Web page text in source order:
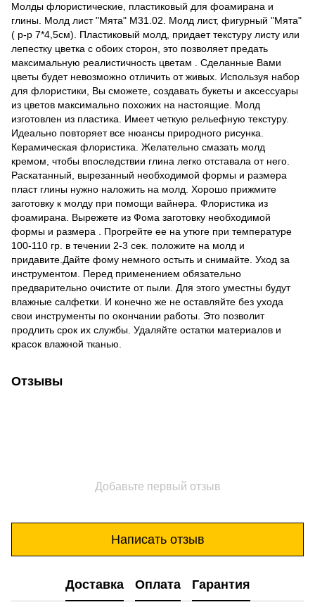
Молды флористические, пластиковый для фоамирана и
глины. Молд лист "Мята" М31.02. Молд лист, фигурный "Мята"
( р-р 7*4,5см). Пластиковый молд, придает текстуру листу или
лепестку цветка с обоих сторон, это позволяет предать
максимальную реалистичность цветам . Сделанные Вами
цветы будет невозможно отличить от живых. Используя набор
для флористики, Вы сможете, создавать букеты и аксессуары
из цветов максимально похожих на настоящие. Молд
изготовлен из пластика. Имеет четкую рельефную текстуру.
Идеально повторяет все нюансы природного рисунка.
Керамическая флористика. Желательно смазать молд
кремом, чтобы впоследствии глина легко отставала от него.
Раскатанный, вырезанный необходимой формы и размера
пласт глины нужно наложить на молд. Хорошо прижмите
заготовку к молду при помощи вайнера. Флористика из
фоамирана. Вырежете из Фома заготовку необходимой
формы и размера . Прогрейте ее на утюге при температуре
100-110 гр. в течении 2-3 сек. положите на молд и
придавите.Дайте фому немного остыть и снимайте. Уход за
инструментом. Перед применением обязательно
предварительно очистите от пыли. Для этого уместны будут
влажные салфетки. И конечно же не оставляйте без ухода
свои инструменты по окончании работы. Это позволит
продлить срок их службы. Удаляйте остатки материалов и
красок влажной тканью.
Отзывы
Добавьте первый отзыв
Написать отзыв
Доставка Оплата Гарантия